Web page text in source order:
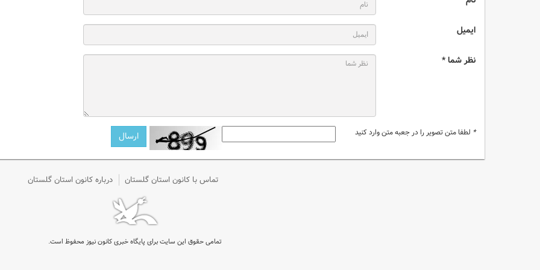
ایمیل
نظر شما *
* لطفا متن تصویر را در جعبه متن وارد کنید
تماس با کانون استان گلستان درباره کانون استان گلستان
تمامی حقوق این سایت برای پایگاه خبری کانون نیوز محفوظ است.